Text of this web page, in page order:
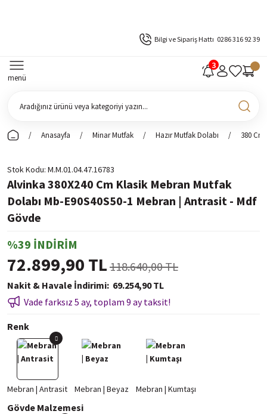
Bilgi ve Sipariş Hattı 0286 316 92 39
menü
Anasayfa Minar Mutfak Hazır Mutfak Dolabı 380 Cm
Stok Kodu M.M.01.04.47.16783
Alvinka 380X240 Cm Klasik Mebran Mutfak
Dolabı Mb-E90S40S50-1 Mebran | Antrasit - Mdf
Gövde
%39 İNDİRİM
72.899,90 TL 118.640,00 TL
Nakit & Havale İndirimi 69.254,90 TL
Vade farksız 5 ay, toplam 9 ay taksit!
Renk
Gövde Malzemesi